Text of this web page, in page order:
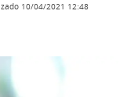
10/04/2021 12:48